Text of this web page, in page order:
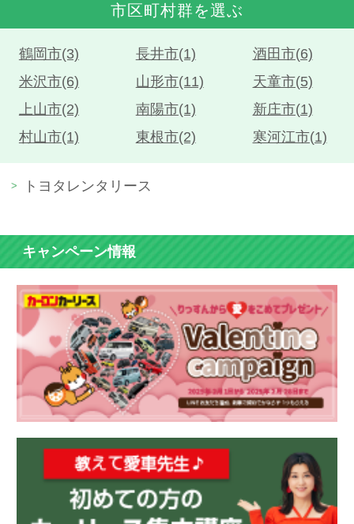
市区町村群を選ぶ
鶴岡市(3) 長井市(1)
酒田市(6)
米沢市(6)
山形市(11)
天童市(5)
上山市(2)
南陽市(1)
新庄市(1)
村山市(1)
東根市(2) 寒河江市(1)
トヨタレンタリース
キャンペーン情報